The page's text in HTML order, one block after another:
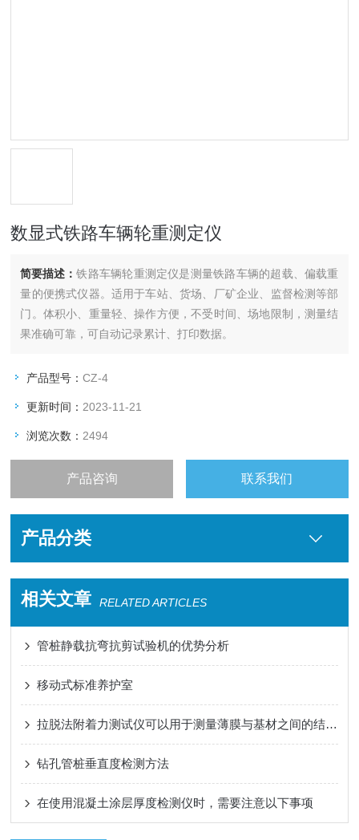
数显式铁路车辆轮重测定仪
简要描述：铁路车辆轮重测定仪是测量铁路车辆的超载、偏载重
量的便携式仪器。适用于车站、货场、厂矿企业、监督检测等部
门。体积小、重量轻、操作方便，不受时间、场地限制，测量结
果准确可靠，可自动记录累计、打印数据。
产品型号：CZ-4
更新时间： 2023-11-21
浏览次数： 2494
产品咨询 联系我们
产品分类
相关文章 RELATED ARTICLES
管桩静载抗弯抗剪试验机的优势分析
移动式标准养护室
拉脱法附着力测试仪可以用于测量薄膜与基材之间的结合强度
钻孔管桩垂直度检测方法
在使用混凝土涂层厚度检测仪时，需要注意以下事项